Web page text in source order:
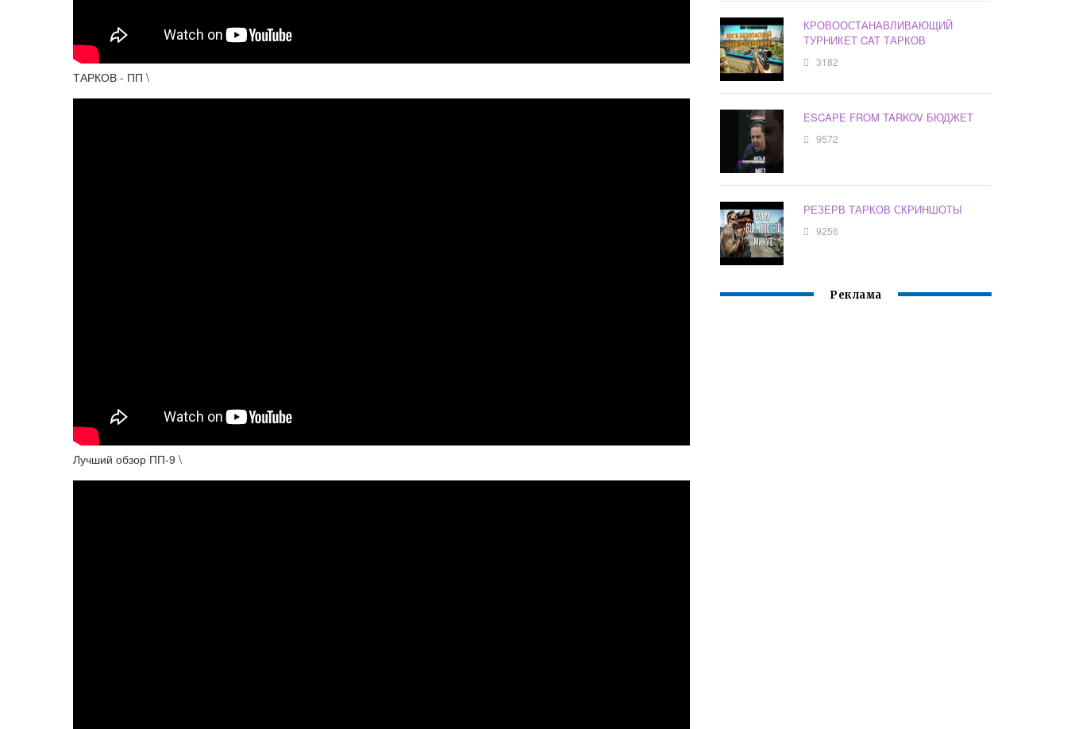
ТАРКОВ - ПП \
Лучший обзор ПП-9 \
КРОВООСТАНАВЛИВАЮЩИЙ
ТУРНИКЕТ CAT ТАРКОВ
3182
ESCAPE FROM TARKOV БЮДЖЕТ
9572
РЕЗЕРВ ТАРКОВ СКРИНШОТЫ
9256
Реклама